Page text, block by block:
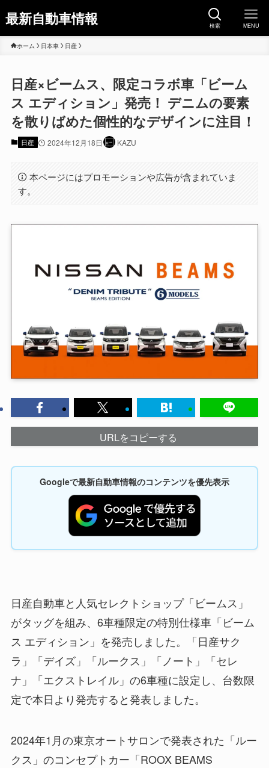
最新自動車情報 検索 MENU
ホーム 日本車 日産
日産×ビームス、限定コラボ車「ビーム
ス エディション」発売！ デニムの要素
を散りばめた個性的なデザインに注目！
日産 2024年12月18日 KAZU
本ページにはプロモーションや広告が含まれていま
す。
URLをコピーする
Googleで最新自動車情報のコンテンツを優先表示
日産自動車と人気セレクトショップ「ビームス」
がタッグを組み、6車種限定の特別仕様車「ビーム
ス エディション」を発売しました。「日産サク
ラ」「デイズ」「ルークス」「ノート」「セレ
ナ」「エクストレイル」の6車種に設定し、台数限
定で本日より発売すると発表しました。
2024年1月の東京オートサロンで発表された「ルー
クス」のコンセプトカー「ROOX BEAMS